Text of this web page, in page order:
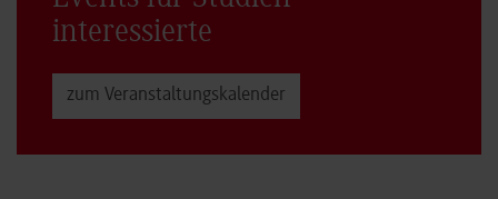
interessierte
zum Veranstaltungs­kalender